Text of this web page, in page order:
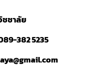
ชชาลัย
382 5235